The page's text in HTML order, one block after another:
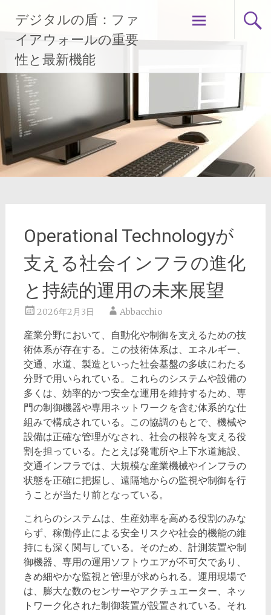
ス
プ
デジタルの盾：ファ
イアウォールの重要
性と最新機能
Operational Technologyが
支える社会インフラの進化
と持続的運用の未来展望
2026年2月3日 Abbacchio
産業分野において、自動化や制御を支えるための技
術体系が存在する。
この技術体系は、エネルギー、
交通、水道、製造といった社会基盤の多岐にわたる
分野で用いられている。これらのシステムや設備の
多くは、効率的かつ安全な運用を維持するため、専
門の制御機器や専用ネットワークを含む体系的な仕
組みで構成されている。この協調のもとで、機械や
設備は正確な管理がなされ、社会の根幹を支える役
割を担っている。たとえば発電所や上下水道施設、
交通インフラでは、大規模な産業機械やインフラの
状態を正確に把握し、遠隔地からの監視や制御を行
うことが当たり前となっている。
これらのシステムは、生産効率を高める役割のみな
らず、稼働停止による安全リスクや社会的機能の維
持にも深く関与している。そのため、計測装置や制
御機器、専用の運用ソフトウエアが不可欠であり、
きめ細やかな監視と管理が求められる。運用現場で
は、膨大な数のセンサーやアクチュエーター、ネッ
トワーク化された制御装置が設置されている。それ